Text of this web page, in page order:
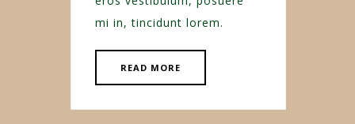
mi in, tincidunt lorem.
READ MORE